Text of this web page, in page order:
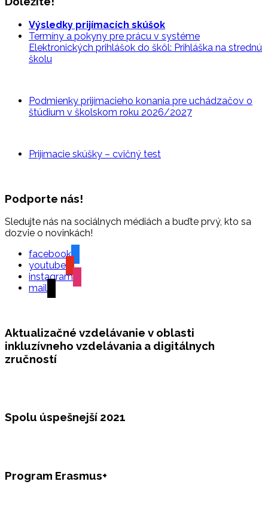
Výsledky prijímacích skúšok
Termíny a pokyny pre prácu v systéme
Elektronických prihlášok do škôl: Prihláška na strednú
školu
Podmienky prijímacieho konania pre uchádzačov o
štúdium v školskom roku 2026/2027
Prijímacie skúšky – cvičný test
Podporte nás!
Sledujte nás na sociálnych médiách a buďte prvý, kto sa
dozvie o novinkách!
facebook
youtube
instagram
mail
Aktualizačné vzdelávanie v oblasti
inkluzívneho vzdelávania a digitálnych
zručností
Spolu úspešnejší 2021
Program Erasmus+